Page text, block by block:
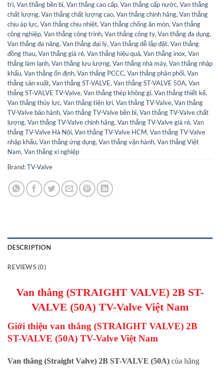
trì,Van thẳng bền bỉ,Van thẳng cao cấp,Van thẳng cấp nước,Van thẳng
chất lượng,Van thẳng chất lượng cao,Van thẳng chính hãng,Van thẳng
chịu áp lực,Van thẳng chịu nhiệt,Van thẳng chống ăn mòn,Van thẳng
công nghiệp,Van thẳng công trình,Van thẳng công ty,Van thẳng đa dụng,
Van thẳng đa năng,Van thẳng đại lý,Van thẳng dễ lắp đặt,Van thẳng
đồng thau,Van thẳng giá rẻ,Van thẳng hiệu quả,Van thẳng inox,Van
thẳng làm lạnh,Van thẳng lưu lượng,Van thẳng nhà máy,Van thẳng nhập
khẩu,Van thẳng ổn định,Van thẳng PCCC,Van thẳng phân phối,Van
thẳng sản xuất,Van thẳng ST-VALVE,Van thẳng ST-VALVE 50A,Van
thẳng ST-VALVE TV-Valve,Van thẳng thép không gỉ,Van thẳng thiết kế,
Van thẳng thủy lực,Van thẳng tiện lợi,Van thẳng TV-Valve,Van thẳng
TV-Valve bảo hành,Van thẳng TV-Valve bền bỉ,Van thẳng TV-Valve chất
lượng,Van thẳng TV-Valve chính hãng,Van thẳng TV-Valve giá rẻ,Van
thẳng TV-Valve Hà Nội,Van thẳng TV-Valve HCM,Van thẳng TV-Valve
nhập khẩu,Van thẳng ứng dụng,Van thẳng vận hành,Van thẳng Việt
Nam,Van thẳng xí nghiệp
Brand:TV-Valve
DESCRIPTION
REVIEWS (0)
Van thẳng (STRAIGHT VALVE) 2B ST-
VALVE (50A) TV-Valve Việt Nam
Giới thiệu van thẳng (STRAIGHT VALVE) 2B
ST-VALVE (50A) TV-Valve Việt Nam
Van thẳng (Straight Valve) 2B ST-VALVE (50A) của hãng